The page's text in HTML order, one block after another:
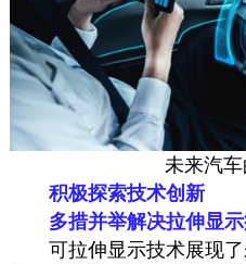
未来汽
积极探索技术创新
多措并举解决拉伸显
可拉伸显示技术展现